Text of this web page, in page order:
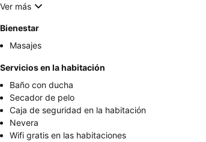
Ver más
Bienestar
Masajes
Servicios en la habitación
Baño con ducha
Secador de pelo
Caja de seguridad en la habitación
Nevera
Wifi gratis en las habitaciones